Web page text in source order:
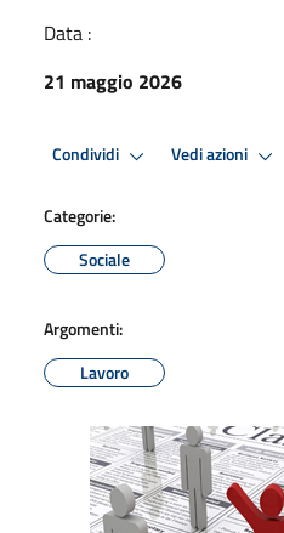
Data :
21 maggio 2026
Condividi Vedi azioni
Categorie:
Sociale
Argomenti:
Lavoro